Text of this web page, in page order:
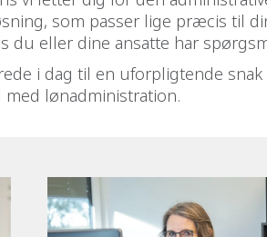
som passer lige præcis til
du eller dine ansatte har
i dag til en uforpligtende
med lønadministration.